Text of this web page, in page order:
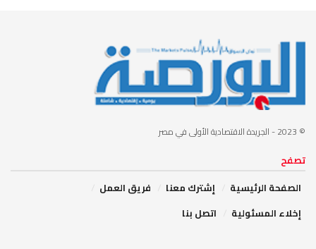
© 2023 - الجريدة الاقتصادية الأولى في مصر
تصفح
الصفحة الرئيسية
إشترك معنا
فريق العمل
إخلاء المسئولية
اتصل بنا